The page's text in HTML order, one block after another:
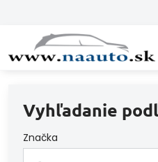
Vyhľadanie
Značka